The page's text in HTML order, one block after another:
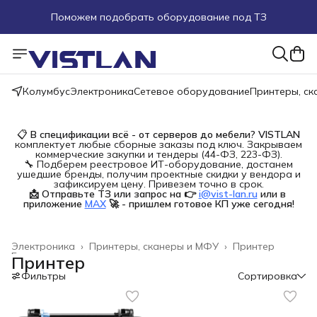
Поможем подобрать оборудование под ТЗ
Пуско-наладочные работы
Пришлите запрос на e-mail или в чат
КолумбусЭлектроникаСетевое оборудованиеПринтеры,
📋 В спецификации всё - от серверов до мебели? VISTLAN
комплектует любые сборные заказы под ключ. Закрываем
коммерческие закупки и тендеры (44-ФЗ, 223-ФЗ).
🔧 Подберем реестровое ИТ-оборудование, достанем
ушедшие бренды, получим проектные скидки у вендора и
зафиксируем цену. Привезем точно в срок.
📩 Отправьте ТЗ или запрос на 👉 i@vist-lan.ru или в
приложение MAX 🚀 - пришлем готовое КП уже сегодня!
Принтер
Принтеры, сканеры и МФУ ›
Электроника ›
Главная
Принтер
Фильтры Сортировка